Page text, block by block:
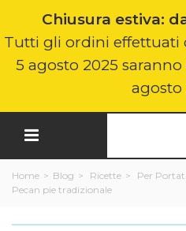
Chiusura estiva:
Tutti gli ordini effettuati
5 agosto 2025
agosto
Home > Blog > Ricette > Per
Pecan pie tradizionale